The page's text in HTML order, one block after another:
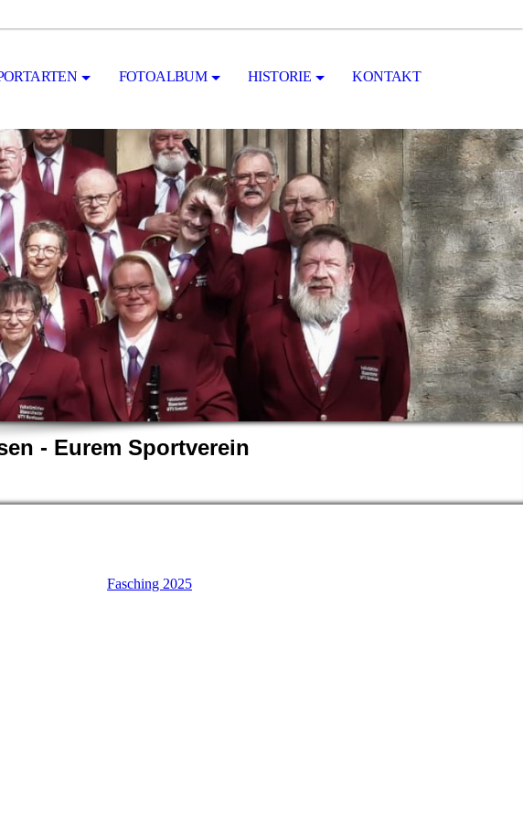
FOTOALBUM HISTORIE KONTAKT
- Eurem Sportverein
Fasching 2025